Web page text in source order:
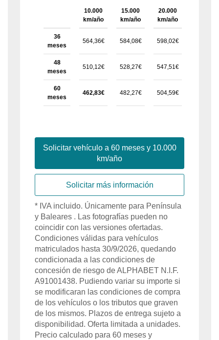
10.000
km/año
15.000
km/año
20.000
km/año
36
meses
564,36€ 584,08€ 598,02€
48
meses
510,12€ 528,27€ 547,51€
60
meses
462,83€ 482,27€ 504,59€
Solicitar vehículo a 60meses y 10.000
km/año
Solicitar más información
* IVA incluido. Únicamente para Península
y Baleares . Las fotografías pueden no
coincidir con las versiones ofertadas.
Condiciones válidas para vehículos
matriculados hasta 30/9/2026, quedando
condicionada a las condiciones de
concesión de riesgo deALPHABET N.I.F.
A91001438. Pudiendo variar su importe si
se modificaran las condiciones de compra
de los vehículos o los tributos que graven
de los mismos. Plazos de entrega sujeto a
disponibilidad. Oferta limitada a unidades.
Precio calculado para 60 meses y